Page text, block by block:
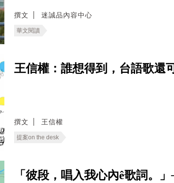
撰文 迷誠品內容中心
華文閱讀
王信權：誰想得到，台語歌還
撰文 王信權
提案on the desk
「彼段，唱入我心內ê歌詞。